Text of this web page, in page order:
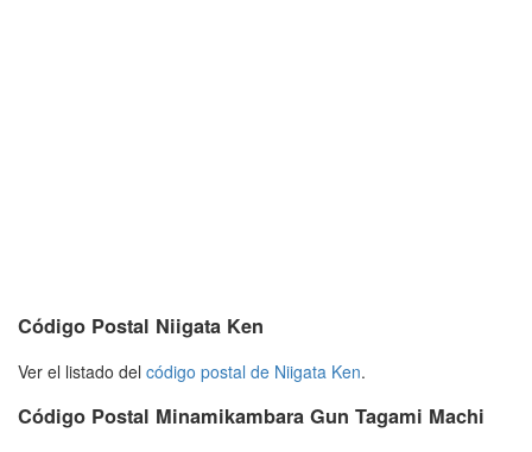
Código Postal Niigata Ken
Ver el listado del código postal de Niigata Ken.
Código Postal Minamikambara Gun Tagami Machi